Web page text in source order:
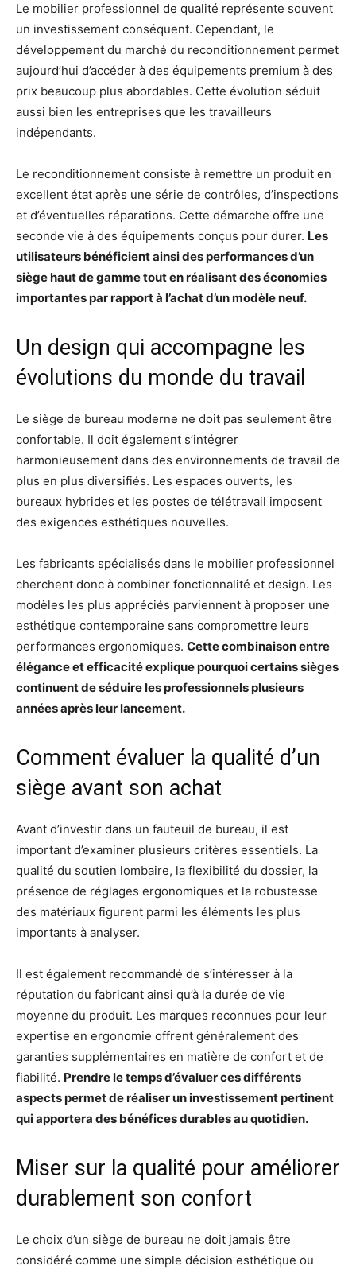
Le mobilier professionnel de qualité représente souvent
un investissement conséquent. Cependant, le
développement du marché du reconditionnement permet
aujourd’hui d’accéder à des équipements premium à des
prix beaucoup plus abordables. Cette évolution séduit
aussi bien les entreprises que les travailleurs
indépendants.
Le reconditionnement consiste à remettre un produit en
excellent état après une série de contrôles, d’inspections
et d’éventuelles réparations. Cette démarche offre une
seconde vie à des équipements conçus pour durer. Les
utilisateurs bénéficient ainsi des performances d’un
siège haut de gamme tout en réalisant des économies
importantes par rapport à l’achat d’un modèle neuf.
Un design qui accompagne les
évolutions du monde du travail
Le siège de bureau moderne ne doit pas seulement être
confortable. Il doit également s’intégrer
harmonieusement dans des environnements de travail de
plus en plus diversifiés. Les espaces ouverts, les
bureaux hybrides et les postes de télétravail imposent
des exigences esthétiques nouvelles.
Les fabricants spécialisés dans le mobilier professionnel
cherchent donc à combiner fonctionnalité et design. Les
modèles les plus appréciés parviennent à proposer une
esthétique contemporaine sans compromettre leurs
performances ergonomiques. Cette combinaison entre
élégance et efficacité explique pourquoi certains sièges
continuent de séduire les professionnels plusieurs
années après leur lancement.
Comment évaluer la qualité d’un
siège avant son achat
Avant d’investir dans un fauteuil de bureau, il est
important d’examiner plusieurs critères essentiels. La
qualité du soutien lombaire, la flexibilité du dossier, la
présence de réglages ergonomiques et la robustesse
des matériaux figurent parmi les éléments les plus
importants à analyser.
Il est également recommandé de s’intéresser à la
réputation du fabricant ainsi qu’à la durée de vie
moyenne du produit. Les marques reconnues pour leur
expertise en ergonomie offrent généralement des
garanties supplémentaires en matière de confort et de
fiabilité. Prendre le temps d’évaluer ces différents
aspects permet de réaliser un investissement pertinent
qui apportera des bénéfices durables au quotidien.
Miser sur la qualité pour améliorer
durablement son confort
Le choix d’un siège de bureau ne doit jamais être
considéré comme une simple décision esthétique ou